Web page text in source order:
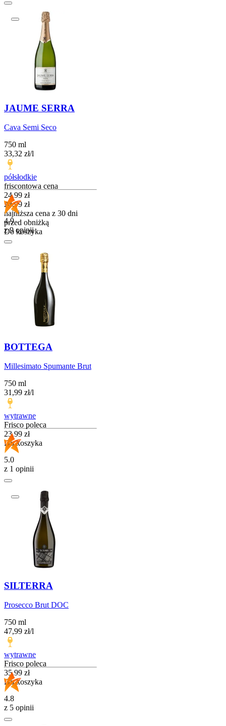
JAUME SERRA
Cava Semi Seco
750 ml
33,32 zł/l
półsłodkie
friscontowa cena
Cena promocyjna
24,99 zł
28,99 zł
najniższa cena z 30 dni
przed obniżką
Do koszyka
4.9
z 9 opinii
BOTTEGA
Millesimato Spumante Brut
750 ml
31,99 zł/l
wytrawne
Frisco poleca
Cena
23,99 zł
Do koszyka
5.0
z 1 opinii
SILTERRA
Prosecco Brut DOC
750 ml
47,99 zł/l
wytrawne
Frisco poleca
Cena
35,99 zł
Do koszyka
4.8
z 5 opinii